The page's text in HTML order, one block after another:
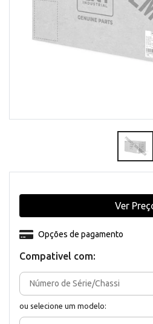
Compativel com:
ou selecione um modelo:
Opções de pagamento
Ver